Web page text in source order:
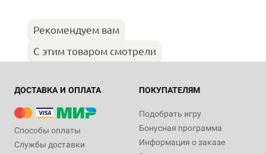
Рекомендуем вам
С этим товаром смотрели
ДОСТАВКА И ОПЛАТА
Способы оплаты
Службы доставки
ПОКУПАТЕЛЯМ
Подобрать игру
Бонусная программа
Информация о заказе